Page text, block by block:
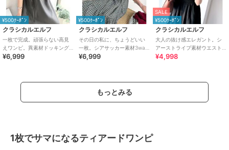
¥500ｸｰﾎﾟﾝ
クラシカルエルフ
一枚で完成。頑張らない高見
えワンピ。異素材ドッキング
ロングワンピース
¥6,999
¥500ｸｰﾎﾟﾝ
クラシカルエルフ
その日の私に、ちょうどいい
一枚。シアサッカー素材3way
ティアードカシュクールロン
¥6,999
SALE
¥500ｸｰﾎﾟﾝ
クラシカルエルフ
大人の抜け感エレガント。シ
アーストライプ素材ウエスト
シャーリングVネックロングワ
¥4,998
もっとみる
1枚でサマになるティアードワンピ